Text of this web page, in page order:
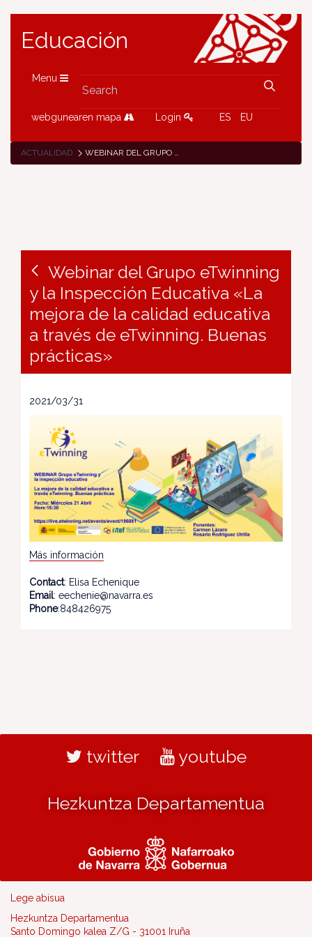
Educación
Menu
webgunearen mapa Login ES EU
ACTUALIDAD WEBINAR DEL GRUPO ETWINNING Y LA INSPECCIÓN EDUCATIVA «LA MEJORA DE LA CALIDAD EDUCATIVA A TRAVÉS DE ETWINNING. BUENAS PRÁCTICAS»
Webinar del Grupo eTwinning
y la Inspección Educativa «La
mejora de la calidad educativa
a través de eTwinning. Buenas
prácticas»
2021/03/31
Más información
Contact: Elisa Echenique
Email: eechenie@navarra.es
Phone:848426975
twitter youtube
Hezkuntza Departamentua
Lege abisua
Hezkuntza Departamentua
Santo Domingo kalea Z/G - 31001 Iruña